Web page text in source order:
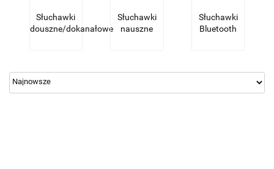
Słuchawki
douszne/dokanałowe
Słuchawki
nauszne
Słuchawki
Bluetooth